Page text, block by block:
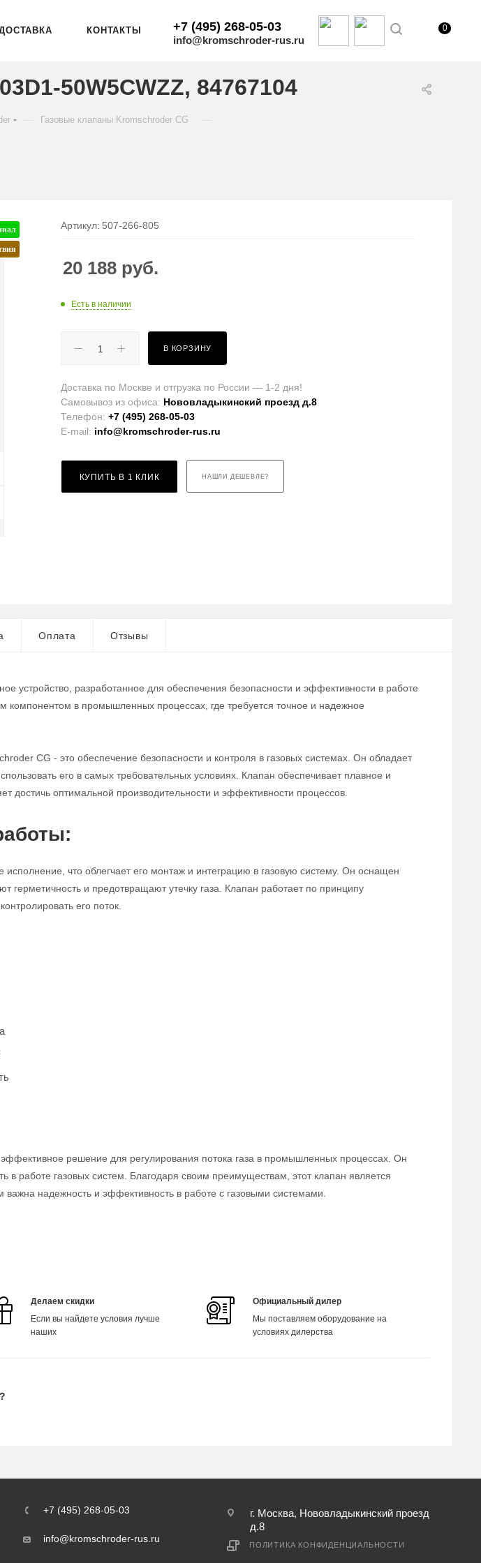
КОНТАКТЫ +7 (495) 268-05-03
info@kromschroder-rus.ru
0
50W5CWZZ, 84767104
Газовые клапаны Kromschroder CG
Артикул: 507-266-805
20 188 руб.
Есть в наличии
В КОРЗИНУ
Доставка по Москве и отгрузка по России — 1-2 дня!
Самовывоз из офиса: Нововладыкинский проезд д.8
Телефон:+7 (495) 268-05-03
E-mail: info@kromschroder-rus.ru
КУПИТЬ В 1 КЛИК НАШЛИ ДЕШЕВЛЕ?
Оплата Отзывы
устройство, разработанное для обеспечения безопасности и эффективности в работе
компонентом в промышленных процессах, где требуется точное и надежное
CG - это обеспечение безопасности и контроля в газовых системах. Он обладает
его в самых требовательных условиях. Клапан обеспечивает плавное и
достичь оптимальной производительности и эффективности процессов.
что облегчает его монтаж и интеграцию в газовую систему. Он оснащен
герметичность и предотвращают утечку газа. Клапан работает по принципу
его поток.
решение для регулирования потока газа в промышленных процессах. Он
в работе газовых систем. Благодаря своим преимуществам, этот клапан является
надежность и эффективность в работе с газовыми системами.
Делаем скидки
Если вы найдете условия лучше
наших
Официальный дилер
Мы поставляем оборудование на
условиях дилерства
+7 (495) 268-05-03
info@kromschroder-rus.ru
г. Москва, Нововладыкинский проезд
д.8
ПОЛИТИКА КОНФИДЕНЦИАЛЬНОСТИ